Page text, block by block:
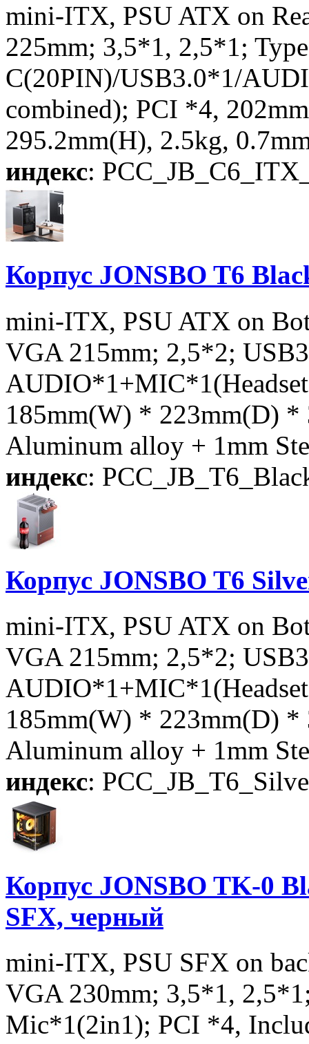
mini-ITX, PSU ATX on
225mm; 3,5*1, 2,5*1;
C(20PIN)/USB3.0*1/
combined); PCI *4,
295.2mm(H), 2.5kg,
индекс:
Корпус JONSBO T6
mini-ITX, PSU ATX on
VGA 215mm; 2,5*2;
185mm(W) * 223mm(D) *
Aluminum alloy + 1mm
индекс:
Корпус JONSBO T6
mini-ITX, PSU ATX on
VGA 215mm; 2,5*2;
185mm(W) * 223mm(D) *
Aluminum alloy + 1mm
индекс:
Корпус JONSBO TK-0
SFX, черный
mini-ITX, PSU SFX on
VGA 230mm; 3,5*1,
Mic*1(2in1); PCI *4,